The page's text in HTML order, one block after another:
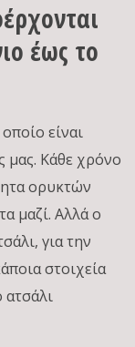
έως το
είναι
μας. Κάθε χρόνο
ορυκτών
μαζί. Αλλά ο
για την
στοιχεία